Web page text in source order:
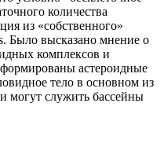
количества
из «собственного»
Было высказано мнение о
комплексов и
астероидные
тело в основном из
могут служить бассейны